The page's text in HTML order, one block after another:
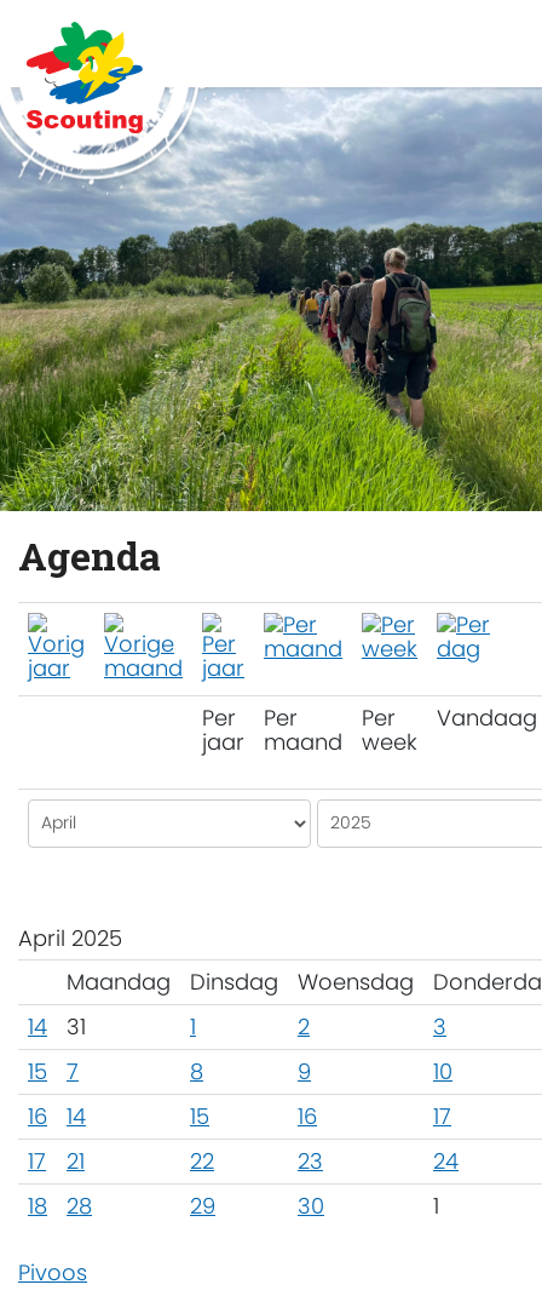
Agenda
Per
jaar
Per
maand
Per
week
Vandaag
April 2025
Maandag
Dinsdag Woensdag
14
31 1 2
3
15
7 8 9
10
16
14 15 16
17
17
21 22 23
24
18
28 29 30 1
Pivoos